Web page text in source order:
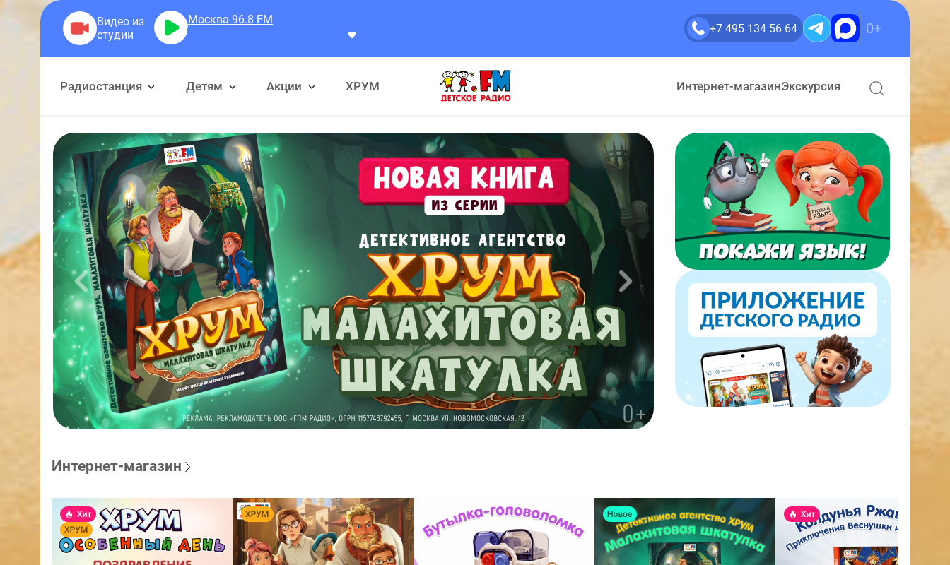
Москва 96.8 FM
Лили Малахова
+7 495 134 56 64 0+
Радиостанция Детям Акции ХРУМ Интернет-магазинЭкскурсия
Интернет-магазин